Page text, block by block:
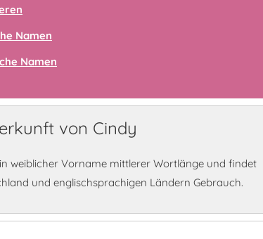
Namen
Namen
von Cindy
weiblicher Vorname mittlerer Wortlänge und findet
und englischsprachigen Ländern Gebrauch.